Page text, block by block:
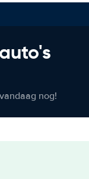
nog!